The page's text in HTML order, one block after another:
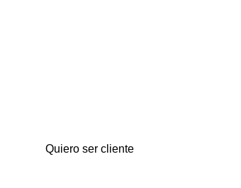
Quiero ser cliente